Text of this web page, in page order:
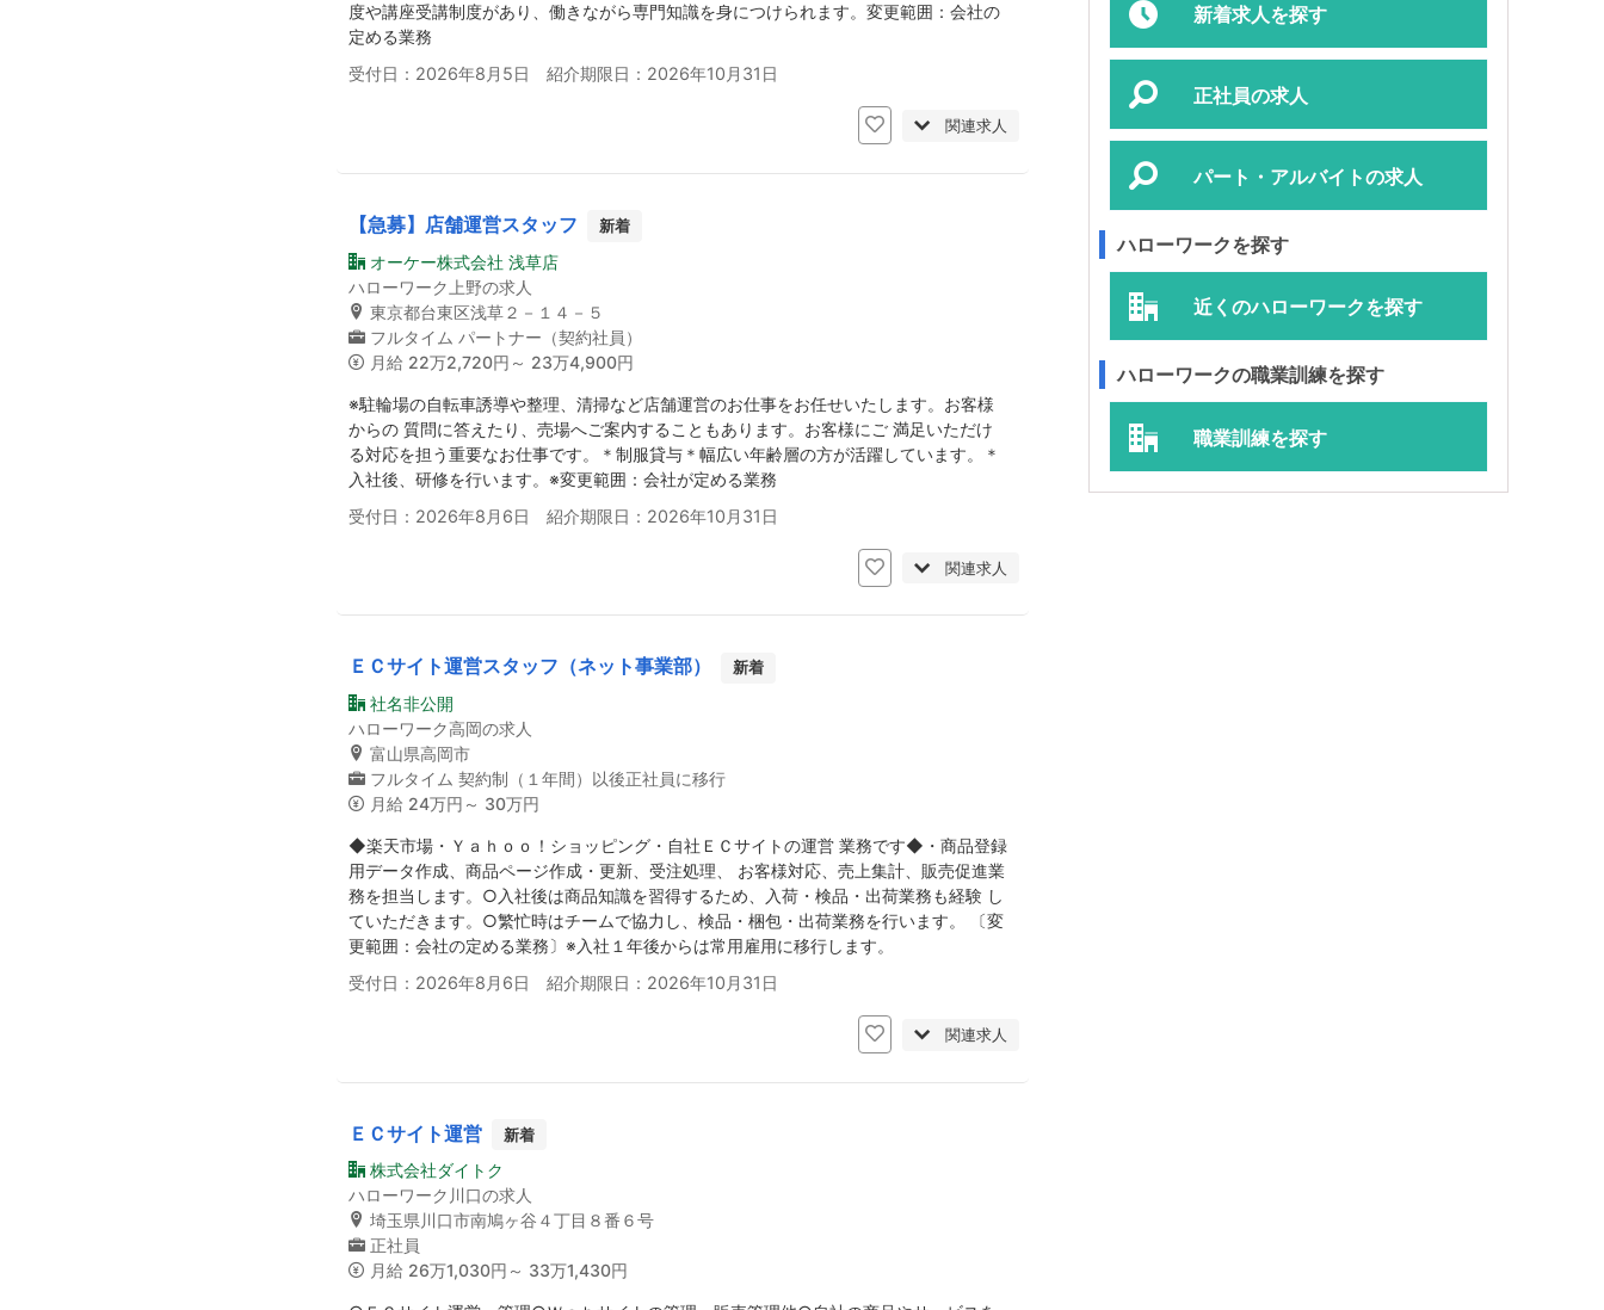
度や講座受講制度があり、働きながら専門知識を身につけられます。変更範囲：会社の
定める業務
受付日：2026年8月5日 紹介期限日：2026年10月31日
関連求人
【急募】店舗運営スタッフ 新着
オーケー株式会社 浅草店
ハローワーク上野の求人
東京都台東区浅草２－１４－５
フルタイム パートナー（契約社員）
月給 22万2,720円～ 23万4,900円
※駐輪場の自転車誘導や整理、清掃など店舗運営のお仕事をお任せいたします。お客様
からの 質問に答えたり、売場へご案内することもあります。お客様にご 満足いただけ
る対応を担う重要なお仕事です。＊制服貸与＊幅広い年齢層の方が活躍しています。＊
入社後、研修を行います。※変更範囲：会社が定める業務
受付日：2026年8月6日 紹介期限日：2026年10月31日
関連求人
ＥＣサイト運営スタッフ（ネット事業部） 新着
社名非公開
ハローワーク高岡の求人
富山県高岡市
フルタイム 契約制（１年間）以後正社員に移行
月給 24万円～ 30万円
◆楽天市場・Ｙａｈｏｏ！ショッピング・自社ＥＣサイトの運営 業務です◆・商品登録
用データ作成、商品ページ作成・更新、受注処理、 お客様対応、売上集計、販売促進業
務を担当します。○入社後は商品知識を習得するため、入荷・検品・出荷業務も経験 し
ていただきます。○繁忙時はチームで協力し、検品・梱包・出荷業務を行います。 〔変
更範囲：会社の定める業務〕※入社１年後からは常用雇用に移行します。
受付日：2026年8月6日 紹介期限日：2026年10月31日
関連求人
ＥＣサイト運営 新着
株式会社ダイトク
ハローワーク川口の求人
埼玉県川口市南鳩ヶ谷４丁目８番６号
正社員
月給 26万1,030円～ 33万1,430円
新着求人を探す
正社員の求人
パート・アルバイトの求人
ハローワークを探す
近くのハローワークを探す
ハローワークの職業訓練を探す
職業訓練を探す